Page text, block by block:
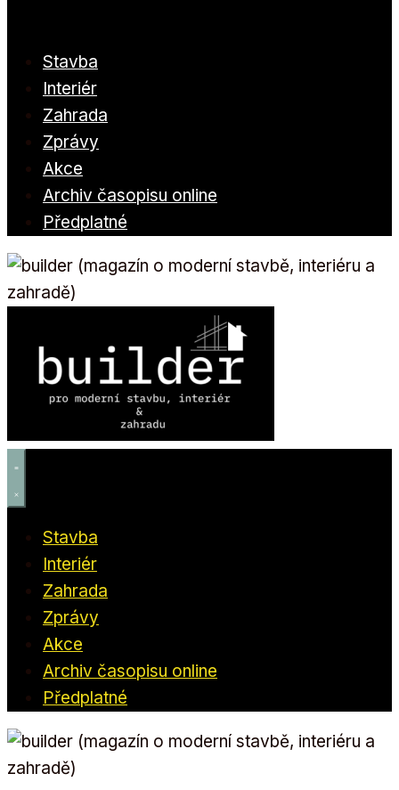
Stavba
Interiér
Zahrada
Zprávy
Akce
Archiv časopisu online
Předplatné
Stavba
Interiér
Zahrada
Zprávy
Akce
Archiv časopisu online
Předplatné